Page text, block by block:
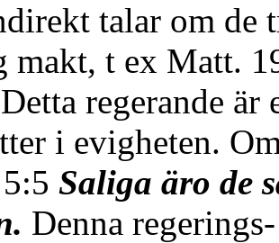
talar om de
makt, t ex Matt.
regerande
i evigheten.
Saliga äro de
Denna